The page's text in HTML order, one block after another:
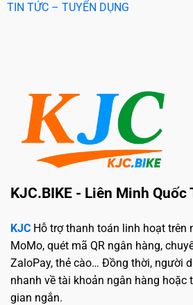
TIN TỨC – TUYỂN DỤNG
KJC.BIKE - Liên Minh Quốc
KJC Hỗ trợ thanh toán linh hoạt trên
MoMo, quét mã QR ngân hàng,
ZaloPay, thẻ cào… Đồng thời, người
nhanh về tài khoản ngân hàng hoặc
gian ngắn.